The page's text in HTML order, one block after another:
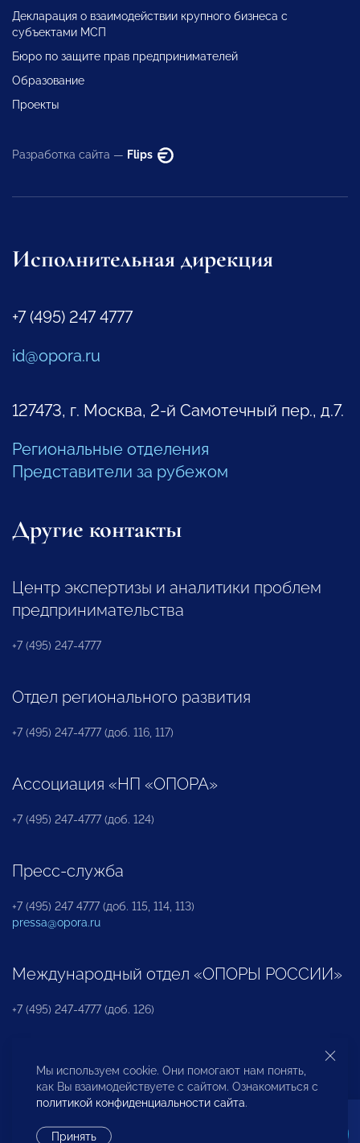
Декларация о взаимодействии крупного бизнеса с
субъектами МСП
Бюро по защите прав предпринимателей
Образование
Проекты
Разработка сайта — Flips
Исполнительная дирекция
+7 (495) 247 4777
id@opora.ru
127473, г. Москва, 2-й Самотечный пер., д.7.
Региональные отделения
Представители за рубежом
Другие контакты
Центр экспертизы и аналитики проблем
предпринимательства
+7 (495) 247-4777
Отдел регионального развития
+7 (495) 247-4777 (доб. 116, 117)
Ассоциация «НП «ОПОРА»
+7 (495) 247-4777 (доб. 124)
Пресс-служба
+7 (495) 247 4777 (доб. 115, 114, 113)
pressa@opora.ru
Международный отдел «ОПОРЫ РОССИИ»
+7 (495) 247-4777 (доб. 126)
Бюро по защите прав предпринимателей и
инвесторов
Мы используем cookie. Они помогают нам понять,
как Вы взаимодействуете с сайтом. Ознакомиться с
политикой конфиденциальности сайта.
Принять